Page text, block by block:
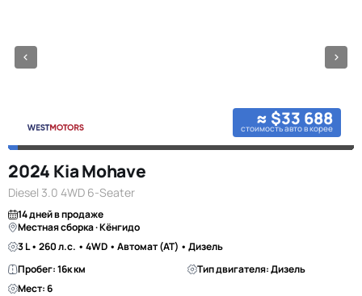
≈ $33 688
стоимость авто в корее
2024 Kia Mohave
Diesel 3.0 4WD 6-Seater
14 дней в продаже
Местная сборка · Кёнгидо
3 L • 260 л.с. • 4WD • Автомат (AT) • Дизель
Пробег: 16к км
Тип двигателя: Дизель
Мест: 6